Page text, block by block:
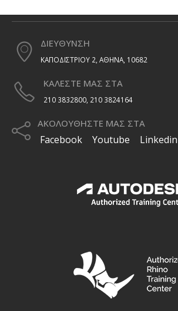
ΔΙΕΥΘΥΝΣΗ
ΚΑΠΟΔΙΣΤΡΙΟΥ 2, ΑΘΗΝΑ, 10682
ΚΑΛΕΣΤΕ ΜΑΣ ΣΤΑ
210 3832800, 210 3824164
ΑΚΟΛΟΥΘΗΣΤΕ ΜΑΣ ΣΤΑ
Facebook Youtube Linkedin